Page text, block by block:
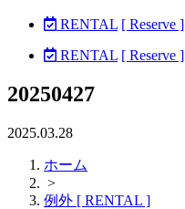
RENTAL [ Reserve ]
RENTAL [ Reserve ]
20250427
2025.03.28
ホーム
>
例外 [ RENTAL ]